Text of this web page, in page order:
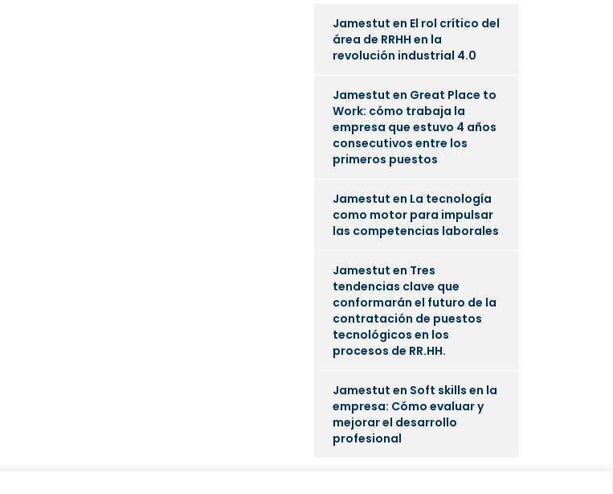
Jamestut en El rol crítico del
área de RRHH en la
revolución industrial 4.0
Jamestut en Great Place to
Work: cómo trabaja la
empresa que estuvo 4 años
consecutivos entre los
primeros puestos
Jamestut en La tecnología
como motor para impulsar
las competencias laborales
Jamestut en Tres
tendencias clave que
conformarán el futuro de la
contratación de puestos
tecnológicos en los
procesos de RR.HH.
Jamestut en Soft skills en la
empresa: Cómo evaluar y
mejorar el desarrollo
profesional